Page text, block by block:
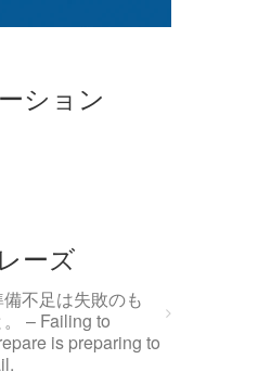
ション
ーズ
不足は失敗のも
。 – Failing to
is preparing to